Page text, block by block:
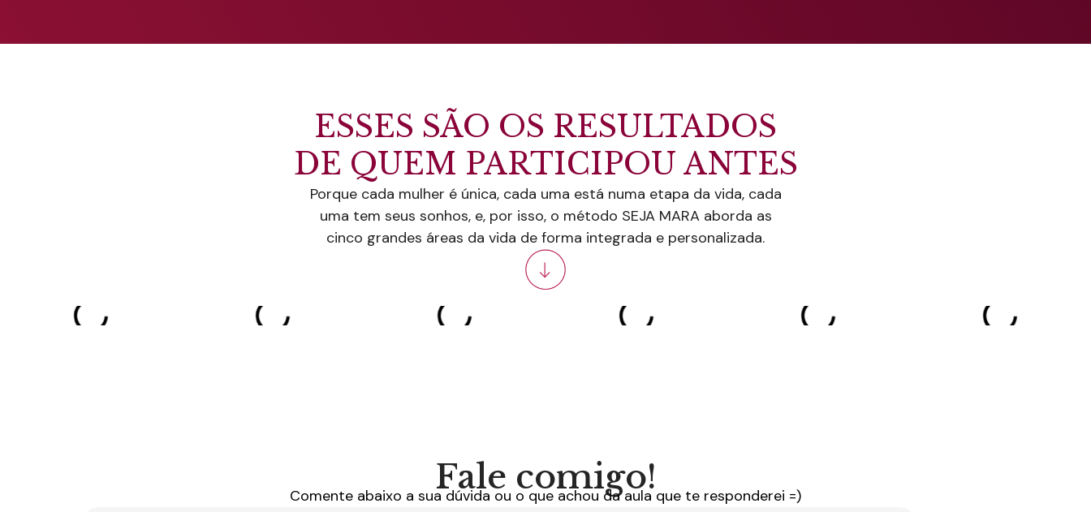
ESSES SÃO OS RESULTADOS
DE QUEM PARTICIPOU ANTES
Porque cada mulher é única, cada uma está numa etapa da vida, cada
uma tem seus sonhos, e, por isso, o método SEJA MARA aborda as
cinco grandes áreas da vida de forma integrada e personalizada.
Fale comigo!
Comente abaixo a sua dúvida ou o que achou da aula que te responderei =)